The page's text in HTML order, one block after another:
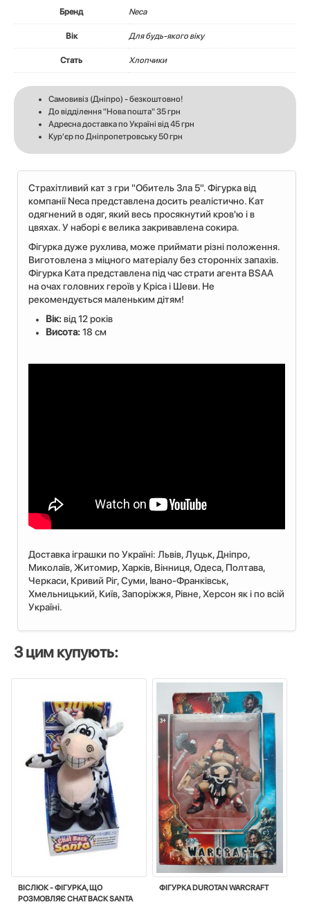
Бренд Neca
Вік Для будь-якого віку
Стать Хлопчики
Самовивіз (Дніпро) - безкоштовно!
До відділення "Нова пошта" 35 грн
Адресна доставка по Україні від 45 грн
Кур'єр по Дніпропетровську 50 грн
Страхітливий кат з гри "Обитель Зла 5". Фігурка від
компанії Neca представлена досить реалістично. Кат
одягнений в одяг, який весь просякнутий кров'ю і в
цвяхах. У наборі є велика закривавлена сокира.
Фігурка дуже рухлива, може приймати різні положення.
Виготовлена з міцного матеріалу без сторонніх запахів.
Фігурка Ката представлена під час страти агента BSAA
на очах головних героїв у Кріса і Шеви. Не
рекомендується маленьким дітям!
Вік:від 12 років
Висота:18 см
Доставка іграшки по Україні: Львiв, Луцьк, Дніпро,
Миколаїв, Житомир, Харків, Вінниця, Одеса, Полтава,
Черкаси, Кривий Ріг, Суми, Івано-Франківськ,
Хмельницький, Київ, Запоріжжя, Рівне, Херсон як і по всій
Україні.
З цим купують:
ВІСЛЮК - ФІГУРКА, ЩО
РОЗМОВЛЯЄ CHAT BACK SANTA
ФІГУРКА DUROTAN WARCRAFT